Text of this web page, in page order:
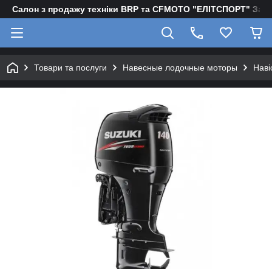
Салон з продажу техніки BRP та CFMOTO "EЛІТСПОРТ"
Товари та послуги Навесные лодочные моторы